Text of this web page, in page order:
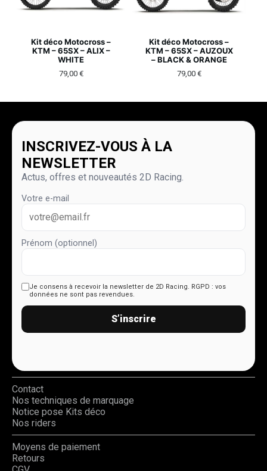
Kit déco Motocross –
KTM – 65SX – ALIX –
WHITE
79,00 €
Kit déco Motocross –
KTM – 65SX – AUZOUX
– BLACK & ORANGE
79,00 €
INSCRIVEZ-VOUS À LA
NEWSLETTER
Actus, offres et nouveautés 2D Racing.
Votre e-mail
Prénom (optionnel)
Je consens à recevoir la newsletter de 2D Racing. RGPD : vos
données ne sont pas revendues.
S’inscrire
Contact
Nos techniques de marquage
Notice pose Kits déco
Nos riders
Moyens de paiement
Retours